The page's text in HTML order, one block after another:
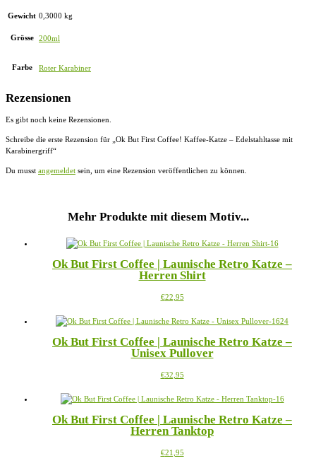
Gewicht 0,3000 kg
Grösse 200ml
Farbe Roter Karabiner
Rezensionen
Es gibt noch keine Rezensionen.
Schreibe die erste Rezension für „Ok But First Coffee! Kaffee-Katze – Edelstahltasse mit
Karabinergriff“
Du musst angemeldet sein, um eine Rezension veröffentlichen zu können.
Mehr Produkte mit diesem Motiv...
Ok But First Coffee | Launische Retro Katze –
Herren Shirt
€22,95Dieses
weist
Varianten
auf.
Optionen
auf
Produktseite
gewählt
Ok But First Coffee | Launische Retro Katze –
Unisex Pullover
€32,95Dieses
weist
Varianten
auf.
Optionen
Ok But First Coffee | Launische Retro Katze –
Herren Tanktop
€21,95Dieses